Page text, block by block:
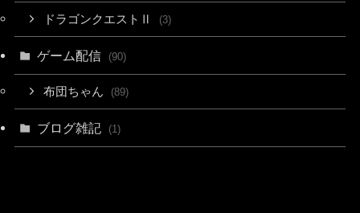
ドラゴンクエストⅡ (3)
ゲーム配信 (90)
布団ちゃん (89)
ブログ雑記 (1)